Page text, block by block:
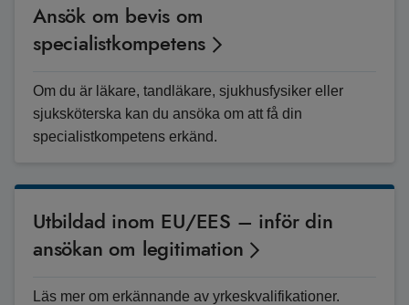
Ansök om bevis om
specialistkompetens
Om du är läkare, tandläkare, sjukhusfysiker eller
sjuksköterska kan du ansöka om att få din
specialistkompetens erkänd.
Utbildad inom EU/EES – inför din
ansökan om legitimation
Läs mer om erkännande av yrkeskvalifikationer.